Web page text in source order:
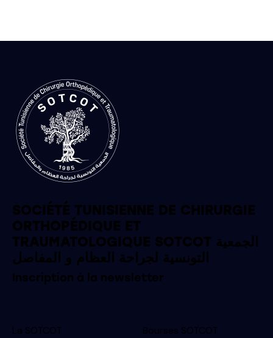
SOCIÉTÉ TUNISIENNE DE CHIRURGIE
ORTHOPÉDIQUE ET
TRAUMATOLOGIQUE SOTCOT الجمعية
التونسية لجراحة العظام و المفاصل
Inscription à la newsletter
La SOTCOT
Bourses SOTCOT